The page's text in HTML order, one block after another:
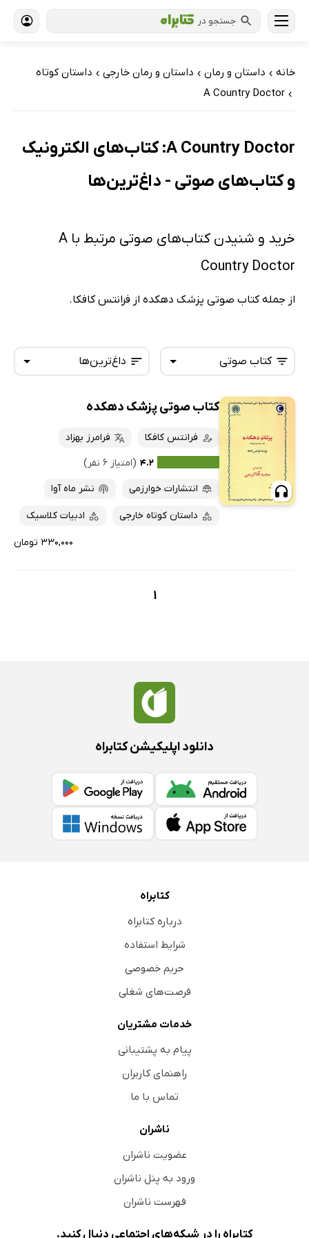
جستجو در
خانه › داستان و رمان › داستان و رمان خارجی › داستان کوتاه
›
A Country Doctor
A Country Doctor: کتاب‌های الکترونیک
و کتاب‌های صوتی - داغ‌ترین‌ها
خرید و شنیدن کتاب‌های صوتی مرتبط با A
Country Doctor
از جمله کتاب صوتی پزشک دهکده از فرانتس کافکا.
داغ‌ترین‌ها
تازه‌ها
داغ‌ترین‌ها
پرفروش‌ها
پربحث‌ها
ارزان ترین‌ها
کتاب صوتی
همه کتاب‌ها
کتاب‌های صوتی
کتاب‌های متنی
کتاب صوتی پزشک دهکده
فرانتس کافکا
فرامرز بهزاد
۴.۲ (امتیاز ۶ نفر)
انتشارات خوارزمی
نشر ماه آوا
داستان کوتاه خارجی ادبیات کلاسیک
۳۳۰,۰۰۰ تومان
1
دانلود اپلیکیشن کتابراه
کتابراه
درباره کتابراه
شرایط استفاده
حریم خصوصی
فرصت‌های شغلی
خدمات مشتریان
پیام به پشتیبانی
راهنمای کاربران
تماس با ما
ناشران
عضویت ناشران
ورود به پنل ناشران
فهرست ناشران
کتابراه را در شبکه‌های اجتماعی دنبال کنید.